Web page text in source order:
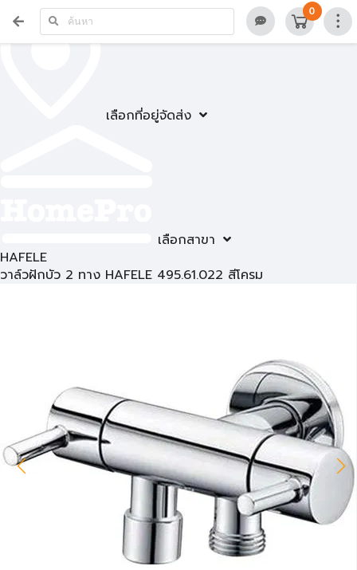
เลือกที่อยู่จัดส่ง
เลือกสาขา
0
HAFELE
วาล์วฝักบัว 2 ทาง HAFELE 495.61.022 สีโครม